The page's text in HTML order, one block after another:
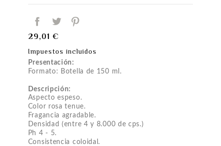
29,01 €
Impuestos incluidos
Presentación:
Formato: Botella de 150 ml.
Descripción:
Aspecto espeso.
Color rosa tenue.
Fragancia agradable.
Densidad (entre 4 y 8.000 de cps.)
Ph 4 - 5.
Consistencia coloidal.